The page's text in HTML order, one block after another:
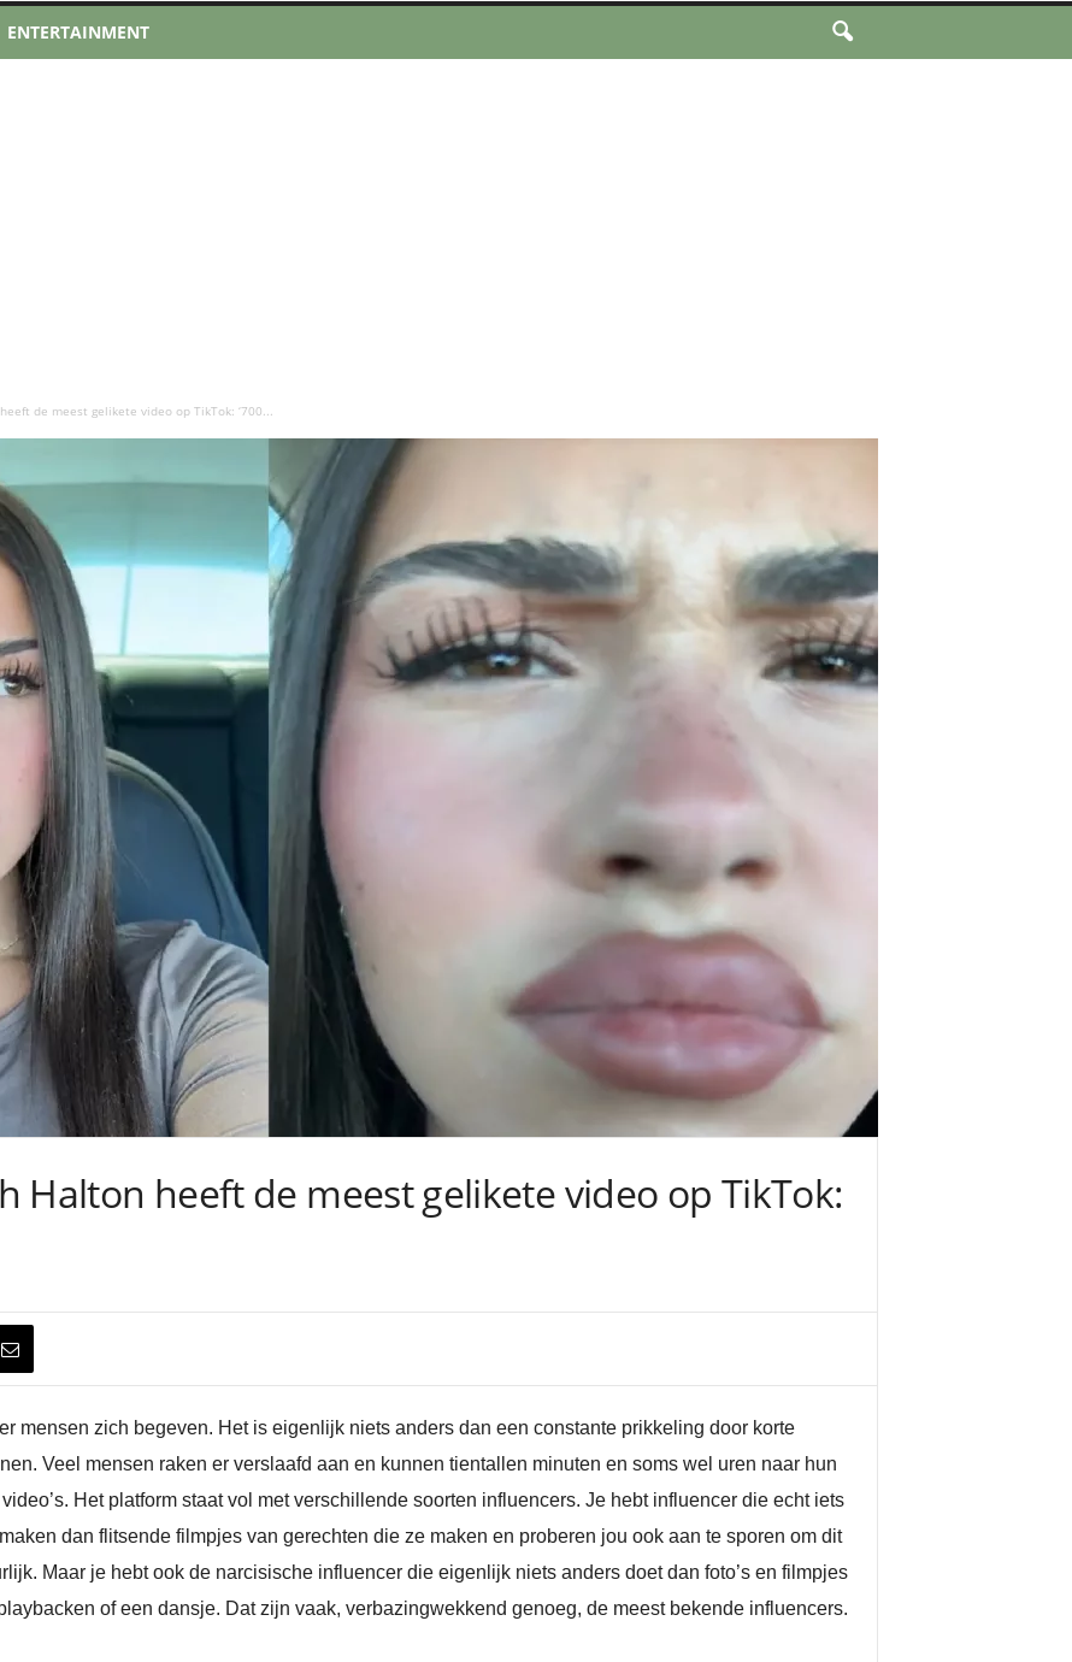
ENTERTAINMENT
de meest gelikete video op TikTok: ‘700...
Halton heeft de meest gelikete video op TikTok:
mensen zich begeven. Het is eigenlijk niets anders dan een constante prikkeling door korte
Veel mensen raken er verslaafd aan en kunnen tientallen minuten en soms wel uren naar hun
Het platform staat vol met verschillende soorten influencers. Je hebt influencer die echt iets
dan flitsende filmpjes van gerechten die ze maken en proberen jou ook aan te sporen om dit
Maar je hebt ook de narcisische influencer die eigenlijk niets anders doet dan foto’s en filmpjes
of een dansje. Dat zijn vaak, verbazingwekkend genoeg, de meest bekende influencers.